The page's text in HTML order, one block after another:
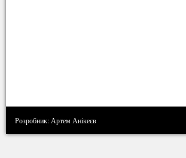
Розробник: Артем Анікеєв